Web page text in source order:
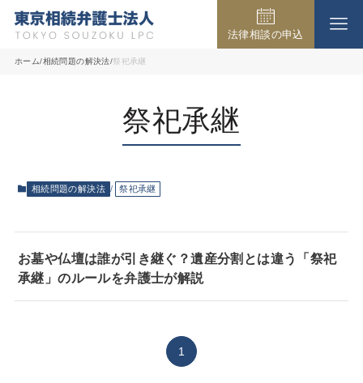
事務所の紹介
弁護士費用
よくある質問
法律相談の申込
ホーム 相続問題の解決法 祭祀承継
祭祀承継
相続問題の解決法 祭祀承継
お墓や仏壇は誰が引き継ぐ？遺産分割とは違う「祭祀
承継」のルールを弁護士が解説
1